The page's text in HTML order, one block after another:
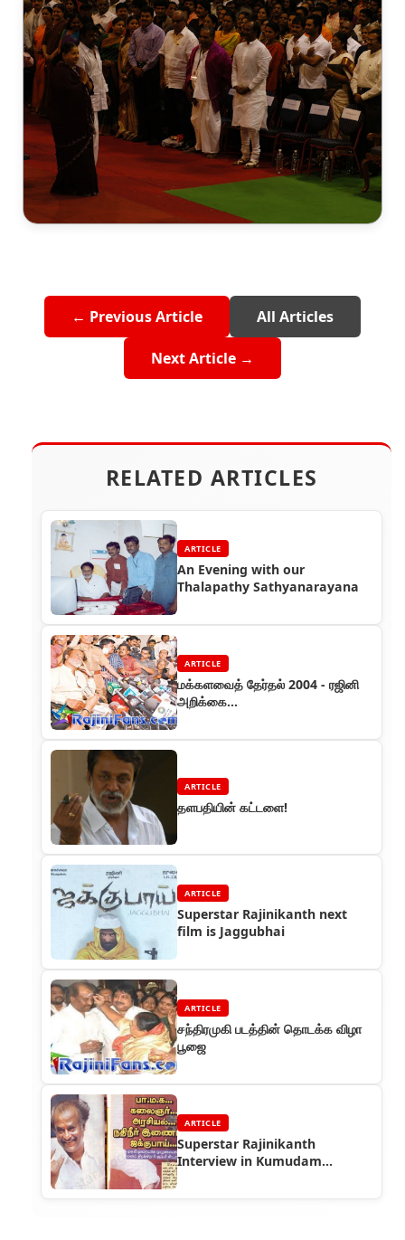
← Previous Article All Articles
Next Article →
RELATED ARTICLES
ARTICLE
An Evening with our
Thalapathy Sathyanarayana
ARTICLE
மக்களவைத் தேர்தல் 2004 - ரஜினி
அறிக்கை...
ARTICLE
தளபதியின் கட்டளை!
ARTICLE
Superstar Rajinikanth next
film is Jaggubhai
ARTICLE
சந்திரமுகி படத்தின் தொடக்க விழா
பூஜை
ARTICLE
Superstar Rajinikanth
Interview in Kumudam